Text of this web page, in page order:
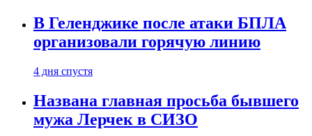
В Геленджике после атаки БПЛА
организовали горячую линию
4 дня спустя
Названа главная просьба бывшего
мужа Лерчек в СИЗО